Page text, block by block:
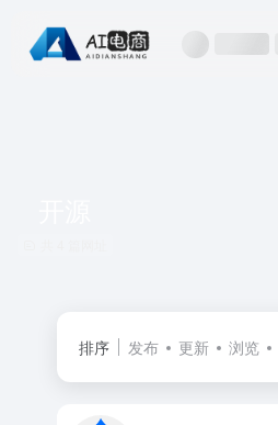
排序 发布 更新 浏览